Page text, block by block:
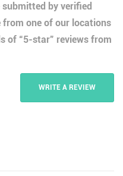
by verified
from one of our locations
of “5-star” reviews from
WRITE A REVIEW